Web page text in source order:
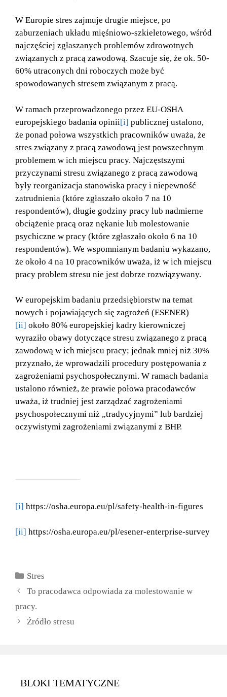
W Europie stres zajmuje drugie miejsce, po
zaburzeniach układu mięśniowo-szkieletowego, wśród
najczęściej zgłaszanych problemów zdrowotnych
związanych z pracą zawodową. Szacuje się, że ok. 50-
60% utraconych dni roboczych może być
spowodowanych stresem związanym z pracą.
W ramach przeprowadzonego przez EU-OSHA
europejskiego badania opinii[i] publicznej ustalono,
że ponad połowa wszystkich pracowników uważa, że
stres związany z pracą zawodową jest powszechnym
problemem w ich miejscu pracy. Najczęstszymi
przyczynami stresu związanego z pracą zawodową
były reorganizacja stanowiska pracy i niepewność
zatrudnienia (które zgłaszało około 7 na 10
respondentów), długie godziny pracy lub nadmierne
obciążenie pracą oraz nękanie lub molestowanie
psychiczne w pracy (które zgłaszało około 6 na 10
respondentów). We wspomnianym badaniu wykazano,
że około 4 na 10 pracowników uważa, iż w ich miejscu
pracy problem stresu nie jest dobrze rozwiązywany.
W europejskim badaniu przedsiębiorstw na temat
nowych i pojawiających się zagrożeń (ESENER)
[ii] około 80% europejskiej kadry kierowniczej
wyraziło obawy dotyczące stresu związanego z pracą
zawodową w ich miejscu pracy; jednak mniej niż 30%
przyznało, że wprowadzili procedury postępowania z
zagrożeniami psychospołecznymi. W ramach badania
ustalono również, że prawie połowa pracodawców
uważa, iż trudniej jest zarządzać zagrożeniami
psychospołecznymi niż „tradycyjnymi” lub bardziej
oczywistymi zagrożeniami związanymi z BHP.
[i] https://osha.europa.eu/pl/safety-health-in-figures
[ii] https://osha.europa.eu/pl/esener-enterprise-survey
Kategorie
Stres
To pracodawca odpowiada za molestowanie w
pracy.
Źródło stresu
BLOKI TEMATYCZNE